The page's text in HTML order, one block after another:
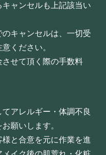
ャンセルも上記該当い
キャンセルは、一切受
ください。
せて頂く際の手数料
アレルギー・体調不良
願いします。
と合意を元に作業を進